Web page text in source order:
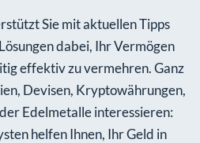
Sie mit aktuellen Tipps
dabei, Ihr Vermögen
effektiv zu vermehren. Ganz
Devisen, Kryptowährungen,
Edelmetalle interessieren:
helfen Ihnen, Ihr Geld in